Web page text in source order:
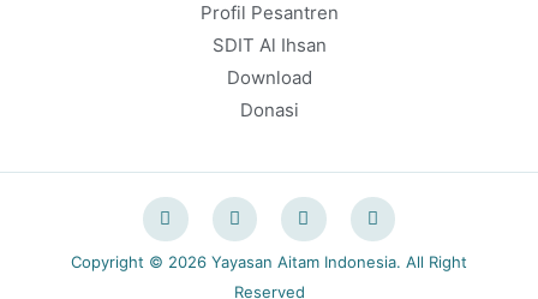
Profil Pesantren
SDIT Al Ihsan
Download
Donasi
Copyright © 2026 Yayasan Aitam Indonesia. All Right
Reserved